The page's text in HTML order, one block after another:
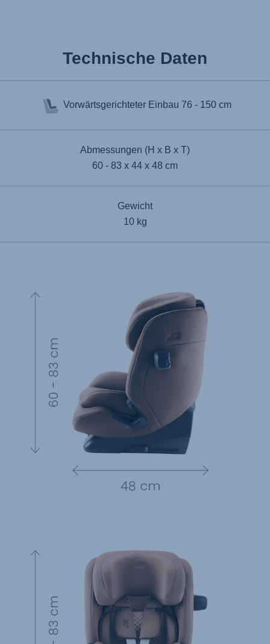
Technische Daten
Vorwärtsgerichteter Einbau 76 - 150 cm
Abmessungen (H x B x T)
60 - 83 x 44 x 48 cm
Gewicht
10 kg